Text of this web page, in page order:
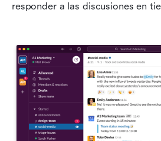
responder a las discusiones en